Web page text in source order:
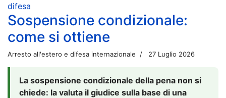
difesa
Sospensione condizionale:
come si ottiene
Arresto all'estero e difesa internazionale 27 Luglio 2026
La sospensione condizionale della pena non si
chiede: la valuta il giudice sulla base di una